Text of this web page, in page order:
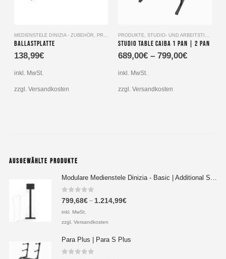
MEDIENSTELE DINIZIA - ZUBEHÖR , PRODUKTE
Ballastplatte
138,99€
inkl. MwSt.
zzgl. Versandkosten
PRODUKTE, STUDIO- UND ARBEITSTISCHE
Studio Table Caiba 1 Pan | 2 Pan
689,00€ – 799,00€
inkl. MwSt.
zzgl. Versandkosten
AUSGEWÄHLTE PRODUKTE
0out of 5
799,68€– 1.214,99€
inkl. MwSt.
zzgl. Versandkosten
Para Plus | Para S Plus